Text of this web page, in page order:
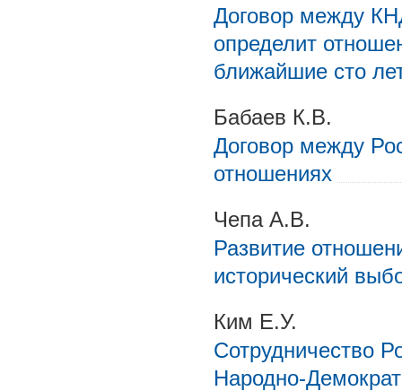
Договор между
определит
ближайшие сто
Бабаев К.В.
Договор между
отношениях
Чепа А.В.
Развитие
исторический
Ким Е.У.
Сотрудничество
Народно-